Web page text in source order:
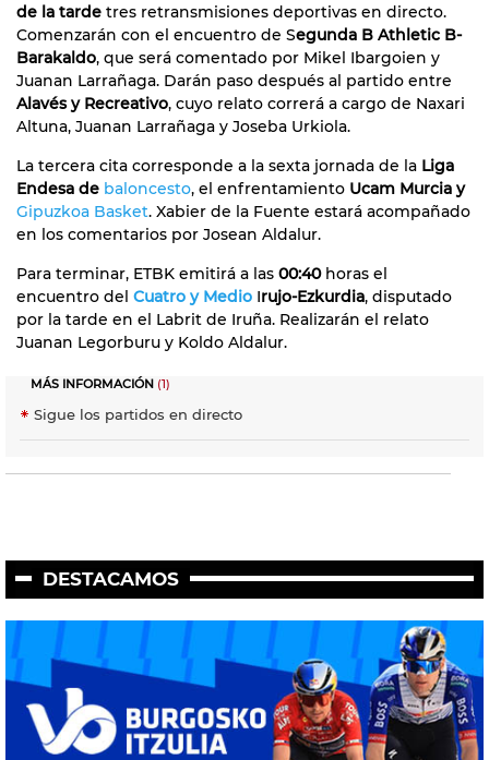
de la tarde tres retransmisiones deportivas en directo.
Comenzarán con el encuentro de Segunda B Athletic B-
Barakaldo, que será comentado por Mikel Ibargoien y
Juanan Larrañaga. Darán paso después al partido entre
Alavés y Recreativo, cuyo relato correrá a cargo de Naxari
Altuna, Juanan Larrañaga y Joseba Urkiola.
La tercera cita corresponde a la sexta jornada de la Liga
Endesa de baloncesto, el enfrentamiento Ucam Murcia y
Gipuzkoa Basket. Xabier de la Fuente estará acompañado
en los comentarios por Josean Aldalur.
Para terminar, ETBK emitirá a las 00:40 horas el
encuentro del Cuatro y Medio Irujo-Ezkurdia, disputado
por la tarde en el Labrit de Iruña. Realizarán el relato
Juanan Legorburu y Koldo Aldalur.
MÁS INFORMACIÓN (1)
Sigue los partidos en directo
DESTACAMOS